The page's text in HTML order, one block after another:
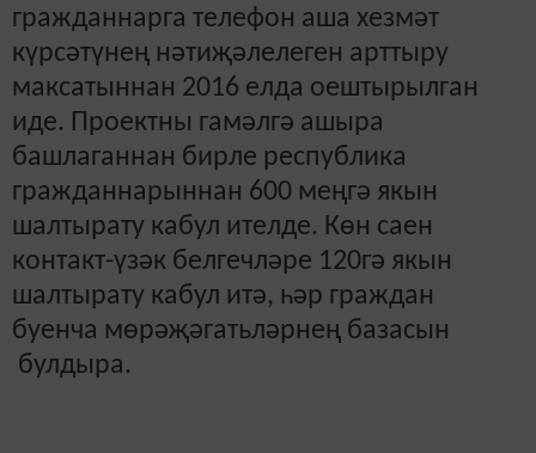
гражданнарга телефон аша хезмәт
күрсәтүнең нәтиҗәлелеген арттыру
максатыннан 2016 елда оештырылган
иде. Проектны гамәлгә ашыра
башлаганнан бирле республика
гражданнарыннан 600 меңгә якын
шалтырату кабул ителде. Көн саен
контакт-үзәк белгечләре 120гә якын
шалтырату кабул итә, һәр граждан
буенча мөрәҗәгатьләрнең базасын
булдыра.